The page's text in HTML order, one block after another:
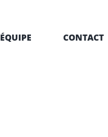
ÉQUIPE CONTACT